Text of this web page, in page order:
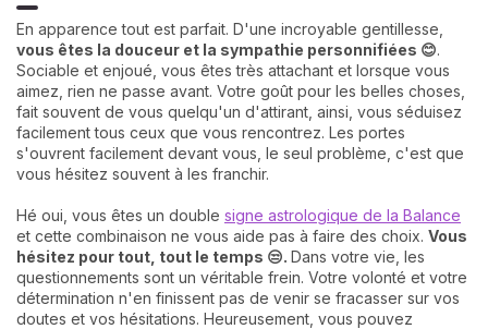
En apparence tout est parfait. D'une incroyable gentillesse,
vous êtes la douceur et la sympathie personnifiées 😊.
Sociable et enjoué, vous êtes très attachant et lorsque vous
aimez, rien ne passe avant. Votre goût pour les belles choses,
fait souvent de vous quelqu'un d'attirant, ainsi, vous séduisez
facilement tous ceux que vous rencontrez. Les portes
s'ouvrent facilement devant vous, le seul problème, c'est que
vous hésitez souvent à les franchir.
Hé oui, vous êtes un double signe astrologique de la Balance
et cette combinaison ne vous aide pas à faire des choix. Vous
hésitez pour tout, tout le temps 😒. Dans votre vie, les
questionnements sont un véritable frein. Votre volonté et votre
détermination n'en finissent pas de venir se fracasser sur vos
doutes et vos hésitations. Heureusement, vous pouvez